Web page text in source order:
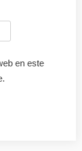
en este